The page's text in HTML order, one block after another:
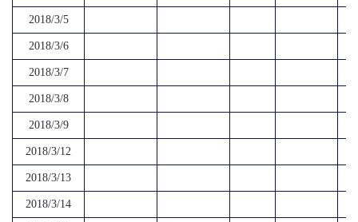
2018/3/5
2018/3/6
2018/3/7
2018/3/8
2018/3/9
2018/3/12
2018/3/13
2018/3/14